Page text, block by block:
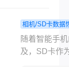
恢复指南。
相机/SD卡数据
程 不小心
中的照片删
随着智能手
及，SD卡作